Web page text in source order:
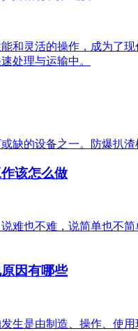
和灵活的操作，成为了
处理与运输中。
缺的设备之一。防爆扒
该怎么做
难也不难，说简单也不
因有哪些
生是由制造、操作、使